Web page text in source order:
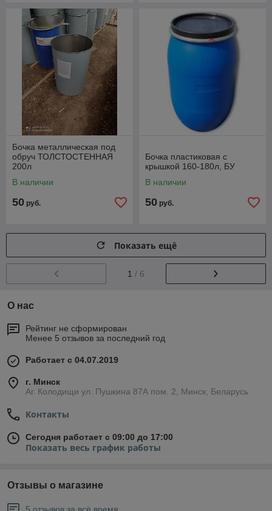
Бочка металлическая под
обруч ТОЛСТОСТЕННАЯ
200л
В наличии
50 руб.
Бочка пластиковая с
крышкой 160-180л, БУ
В наличии
50 руб.
Показать ещё
1 / 6
О нас
Рейтинг не сформирован
Менее 5 отзывов за последний год
Работает с 04.07.2019
г. Минск
Аг. Колодищи ул. Пушкина 87А пом. 2, Минск, Беларусь
Контакты
Сегодня работает с 09:00 до 17:00
Показать весь график работы
Отзывы о магазине